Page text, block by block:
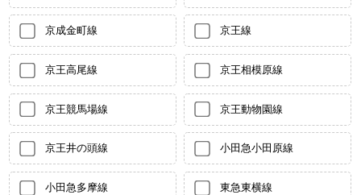
京成金町線 京王線
京王高尾線 京王相模原線
京王競馬場線 京王動物園線
京王井の頭線 小田急小田原線
小田急多摩線 東急東横線